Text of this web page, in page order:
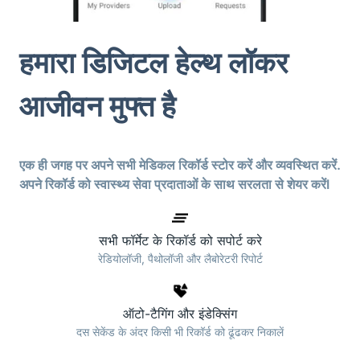
हमारा डिजिटल हेल्थ लॉकर
आजीवन मुफ्त है
एक ही जगह पर अपने सभी मेडिकल रिकॉर्ड स्टोर करें और व्यवस्थित करें.
अपने रिकॉर्ड को स्वास्थ्य सेवा प्रदाताओं के साथ सरलता से शेयर करेंI
सभी फॉर्मेट के रिकॉर्ड को सपोर्ट करे
रेडियोलॉजी, पैथोलॉजी और लैबोरेटरी रिपोर्ट
ऑटो-टैगिंग और इंडेक्सिंग
दस सेकेंड के अंदर किसी भी रिकॉर्ड को ढूंढकर निकालें